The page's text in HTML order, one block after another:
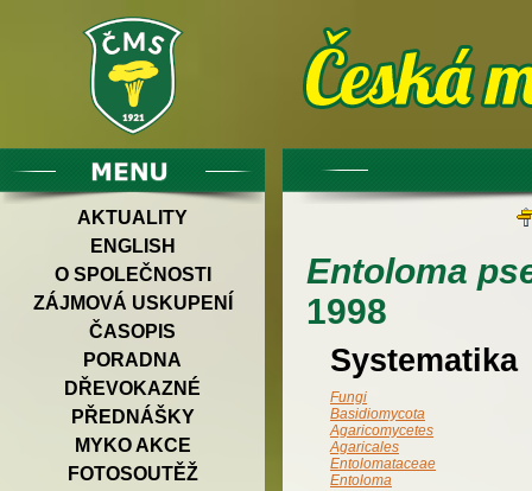
AKTUALITY
ENGLISH
O SPOLEČNOSTI
ZÁJMOVÁ USKUPENÍ
ČASOPIS
PORADNA
DŘEVOKAZNÉ
PŘEDNÁŠKY
MYKO AKCE
FOTOSOUTĚŽ
Entoloma
1998
Systematika
Fungi
Basidiomycota
Agaricomycetes
Agaricales
Entolomataceae
Entoloma